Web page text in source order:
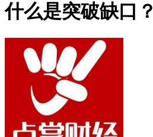
什么是突破缺口？